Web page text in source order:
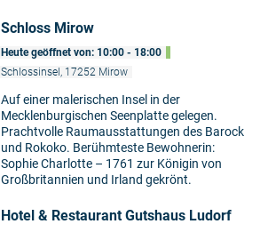
Schloss Mirow
Heute geöffnet von: 10:00 - 18:00
Schlossinsel, 17252 Mirow
Auf einer malerischen Insel in der
Mecklenburgischen Seenplatte gelegen.
Prachtvolle Raumausstattungen des Barock
und Rokoko. Berühmteste Bewohnerin:
Sophie Charlotte – 1761 zur Königin von
Großbritannien und Irland gekrönt.
Hotel & Restaurant Gutshaus Ludorf